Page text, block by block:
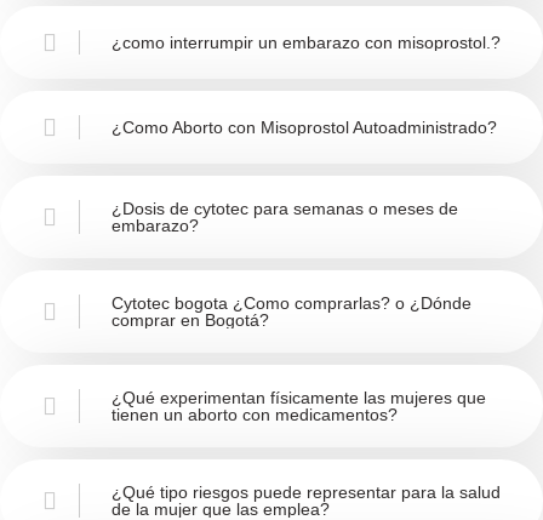
¿como interrumpir un embarazo con misoprostol.?
¿Como Aborto con Misoprostol Autoadministrado?
¿Dosis de cytotec para semanas o meses de
embarazo?
Cytotec bogota ¿Como comprarlas? o ¿Dónde
comprar en Bogotá?
¿Qué experimentan físicamente las mujeres que
tienen un aborto con medicamentos?
¿Qué tipo riesgos puede representar para la salud
de la mujer que las emplea?